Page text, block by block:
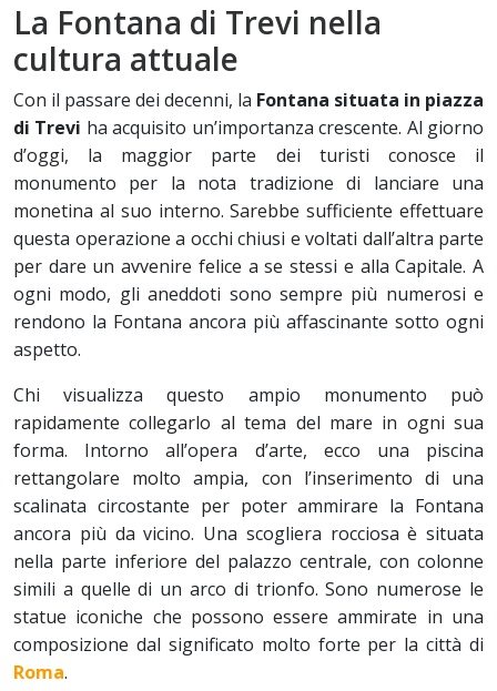
La Fontana di Trevi nella
cultura attuale
Con il passare dei decenni, la Fontana situata in piazza
di Trevi ha acquisito un’importanza crescente. Al giorno
d’oggi, la maggior parte dei turisti conosce il
monumento per la nota tradizione di lanciare una
monetina al suo interno. Sarebbe sufficiente effettuare
questa operazione a occhi chiusi e voltati dall’altra parte
per dare un avvenire felice a se stessi e alla Capitale. A
ogni modo, gli aneddoti sono sempre più numerosi e
rendono la Fontana ancora più affascinante sotto ogni
aspetto.
Chi visualizza questo ampio monumento può
rapidamente collegarlo al tema del mare in ogni sua
forma. Intorno all’opera d’arte, ecco una piscina
rettangolare molto ampia, con l’inserimento di una
scalinata circostante per poter ammirare la Fontana
ancora più da vicino. Una scogliera rocciosa è situata
nella parte inferiore del palazzo centrale, con colonne
simili a quelle di un arco di trionfo. Sono numerose le
statue iconiche che possono essere ammirate in una
composizione dal significato molto forte per la città di
Roma.